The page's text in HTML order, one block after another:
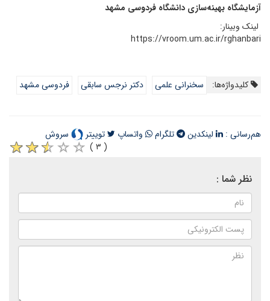
آزمایشگاه بهینه‌سازی دانشگاه فردوسی مشهد
لینک وبینار:
https://vroom.um.ac.ir/rghanbari
کلیدواژه‌ها: سخنرانی علمی دکتر نرجس سابقی فردوسی مشهد
هم‌رسانی : لینکدین تلگرام واتساپ توییتر
سروش
( ۳ )
نظر شما :